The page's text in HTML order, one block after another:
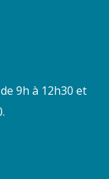
9h à 12h30 et